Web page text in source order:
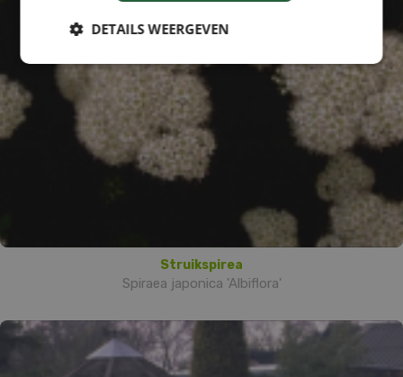
Struikspirea
Spiraea japonica 'Albiflora'
DETAILS WEERGEVEN